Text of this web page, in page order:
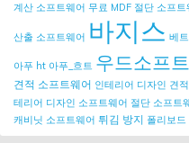
계산 소프트웨어 무료 MDF 절단 소프트
산출 소프트웨어 바지스 베
아푸 ht 아푸_흐트 우드소프트
견적 소프트웨어 인테리어 디자인 견
테리어 디자인 소프트웨어 절단 소프트
캐비닛 소프트웨어 튀김 방지 폴리보드